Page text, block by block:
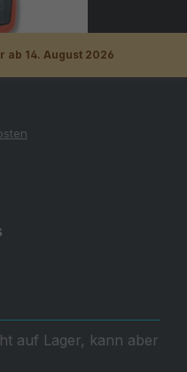
14. August 2026
auf Lager, kann aber